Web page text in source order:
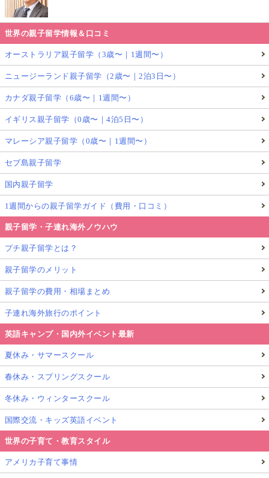
世界の親子留学情報＆口コミ
オーストラリア親子留学（3歳〜｜1週間〜）
ニュージーランド親子留学（2歳〜｜2泊3日〜）
カナダ親子留学（6歳〜｜1週間〜）
イギリス親子留学（0歳〜｜4泊5日〜）
マレーシア親子留学（0歳〜｜1週間〜）
セブ島親子留学
国内親子留学
1週間からの親子留学ガイド（費用・口コミ）
親子留学・子連れ海外ノウハウ
プチ親子留学とは？
親子留学のメリット
親子留学の費用・相場まとめ
子連れ海外旅行のポイント
英語キャンプ・国内外イベント最新
夏休み・サマースクール
春休み・スプリングスクール
冬休み・ウィンタースクール
国際交流・キッズ英語イベント
世界の子育て・教育スタイル
アメリカ子育て事情